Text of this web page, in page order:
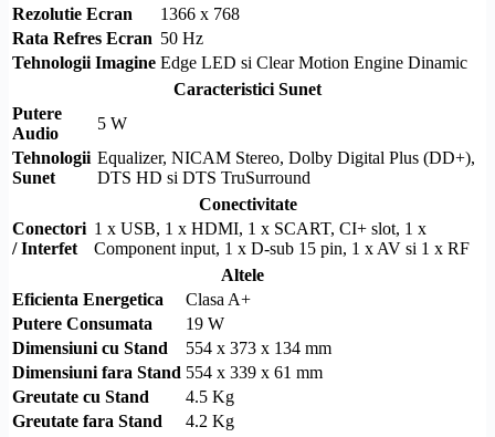
Rezolutie Ecran
1366 x 768
Rata Refres Ecran 50 Hz
Tehnologii Imagine Edge LED si Clear Motion Engine Dinamic
Caracteristici Sunet
Putere
Audio
5 W
Tehnologii
Sunet
Equalizer, NICAM Stereo, Dolby Digital Plus (DD+),
DTS HD si DTS TruSurround
Conectivitate
Conectori
/ Interfet
1 x USB, 1 x HDMI, 1 x SCART, CI+ slot, 1 x
Component input, 1 x D-sub 15 pin, 1 x AV si 1 x RF
Altele
Eficienta Energetica
Clasa A+
Putere Consumata
19 W
Dimensiuni cu Stand
554 x 373 x 134 mm
Dimensiuni fara Stand 554 x 339 x 61 mm
Greutate cu Stand
4.5 Kg
Greutate fara Stand
4.2 Kg